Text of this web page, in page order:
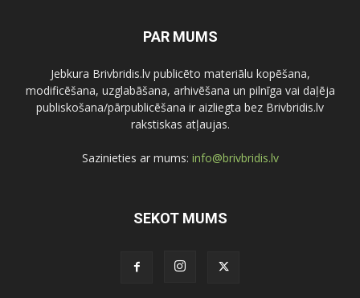
PAR MUMS
Jebkura Brivbridis.lv publicēto materiālu kopēšana,
modificēšana, uzglabāšana, arhivēšana un pilnīga vai daļēja
publiskošana/pārpublicēšana ir aizliegta bez Brivbridis.lv
rakstiskas atļaujas.
Sazinieties ar mums: info@brivbridis.lv
SEKOT MUMS